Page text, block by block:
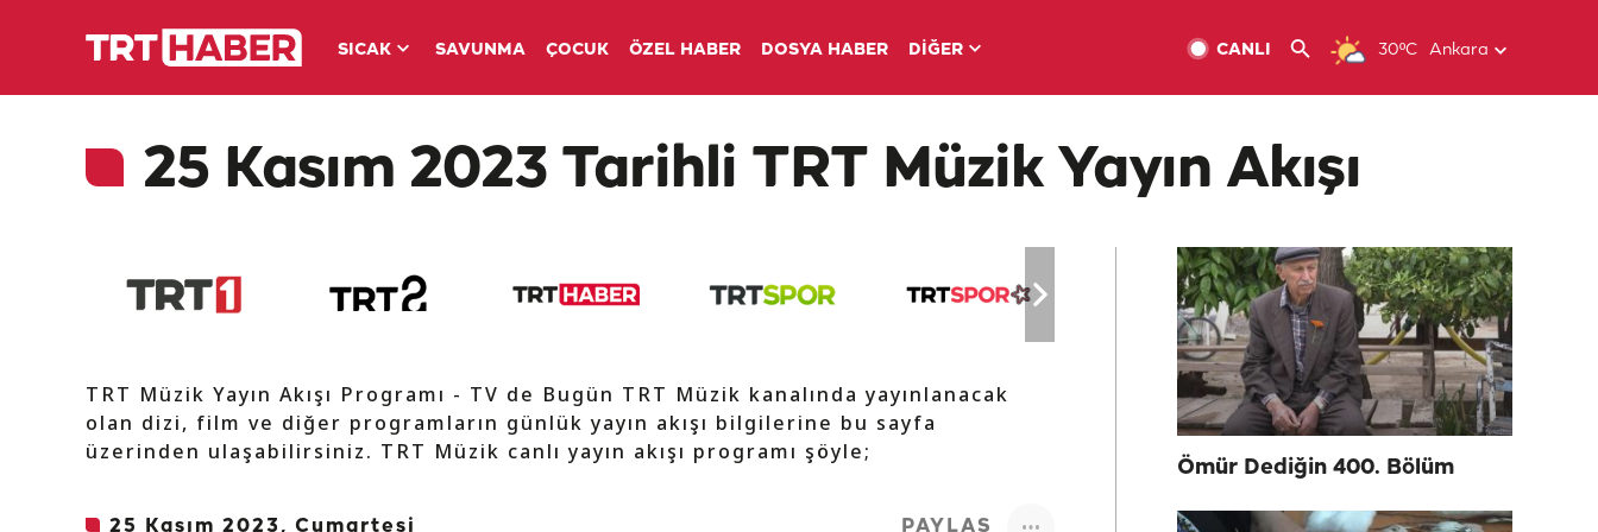
SICAK SAVUNMA ÇOCUK ÖZEL HABER DOSYA HABER DİĞER 30ºC Ankara
CANLI
25 Kasım 2023 Tarihli TRT Müzik Yayın Akışı
TRT Müzik Yayın Akışı Programı - TV de Bugün TRT Müzik kanalında yayınlanacak
olan dizi, film ve diğer programların günlük yayın akışı bilgilerine bu sayfa
üzerinden ulaşabilirsiniz. TRT Müzik canlı yayın akışı programı şöyle;
25 Kasım 2023, Cumartesi PAYLAŞ
Ömür Dediğin 400. Bölüm